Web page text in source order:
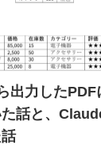
出力したPDF
話と、